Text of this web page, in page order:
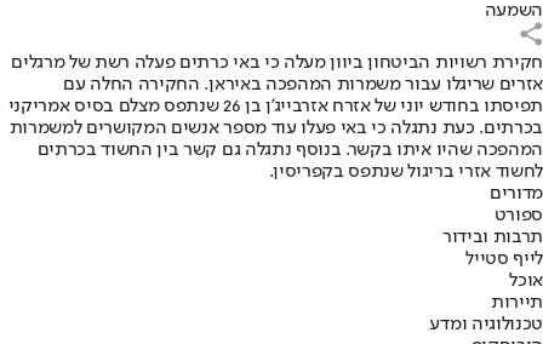
השמעה
חקירת רשויות הביטחון ביוון מעלה כי באי כרתים פעלה רשת של מרגלים
אזרים שריגלו עבור משמרות המהפכה באיראן. החקירה החלה עם
תפיסתו בחודש יוני של אזרח אזרבייג'ן בן 26 שנתפס מצלם בסיס אמריקני
בכרתים. כעת נתגלה כי באי פעלו עוד מספר אנשים המקושרים למשמרות
המהפכה שהיו איתו בקשר. בנוסף נתגלה גם קשר בין החשוד בכרתים
לחשוד אזרי בריגול שנתפס בקפריסין.
מדורים
ספורט
תרבות ובידור
לייף סטייל
אוכל
תיירות
טכנולוגיה ומדע